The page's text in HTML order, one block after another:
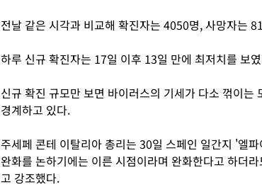
전날 같은 시각과 비교해 확진자는 4050명, 사망자는
하루 신규 확진자는 17일 이후 13일 만에 최저치를 보
신규 확진 규모만 보면 바이러스의 기세가 다소 꺾이는
경계하고 있다.
주세페 콘테 이탈리아 총리는 30일 스페인 일간지 '엘
완화를 논하기에는 이른 시점이라며 완화한다고 하더
고 강조했다.